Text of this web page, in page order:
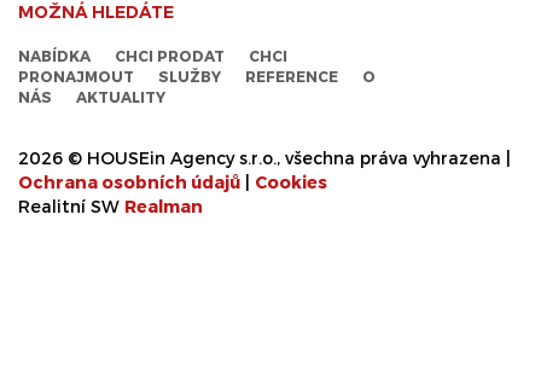
MOŽNÁ HLEDÁTE
NABÍDKA CHCI PRODAT
CHCI
PRONAJMOUT
SLUŽBY REFERENCE
O
NÁS
AKTUALITY
2026 © HOUSEin Agency s.r.o., všechna práva vyhrazena |
Ochrana osobních údajů
Cookies
Realitní SW Realman